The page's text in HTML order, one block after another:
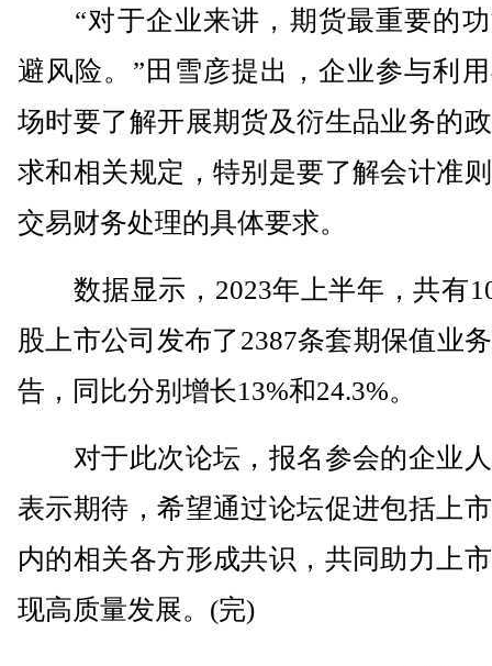
“对于企业来讲，期货最重要的功
避风险。”田雪彦提出，企业参与利
场时要了解开展期货及衍生品业务的
求和相关规定，特别是要了解会计准
交易财务处理的具体要求。
数据显示，2023年上半年，共有
股上市公司发布了2387条套期保值业
告，同比分别增长13%和24.3%。
对于此次论坛，报名参会的企业
表示期待，希望通过论坛促进包括上
内的相关各方形成共识，共同助力上
现高质量发展。(完)